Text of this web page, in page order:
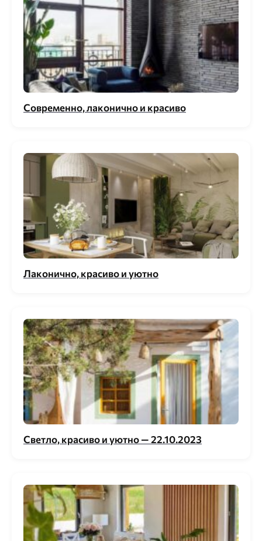
Современно, лаконично и красиво
Лаконично, красиво и уютно
Светло, красиво и уютно — 22.10.2023